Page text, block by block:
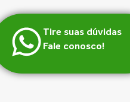
Tire suas dúvidas
Fale conosco!